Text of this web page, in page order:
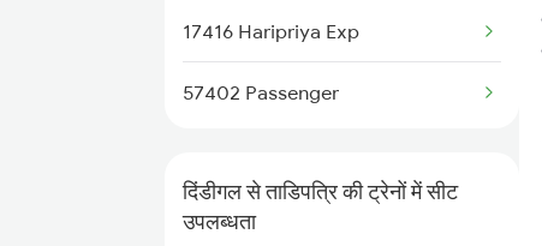
16788 Navyug Express
1006 Pdy Dr Exp
17416 Haripriya Exp
57402 Passenger
दिंडीगल से ताडिपत्रि की ट्रेनों में सीट
उपलब्धता